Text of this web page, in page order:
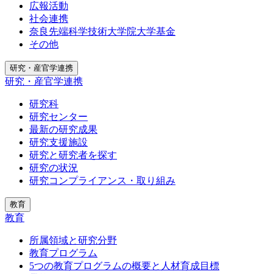
広報活動
社会連携
奈良先端科学技術大学院大学基金
その他
研究・産官学連携
研究・産官学連携
研究科
研究センター
最新の研究成果
研究支援施設
研究と研究者を探す
研究の状況
研究コンプライアンス・取り組み
教育
教育
所属領域と研究分野
教育プログラム
5つの教育プログラムの概要と人材育成目標